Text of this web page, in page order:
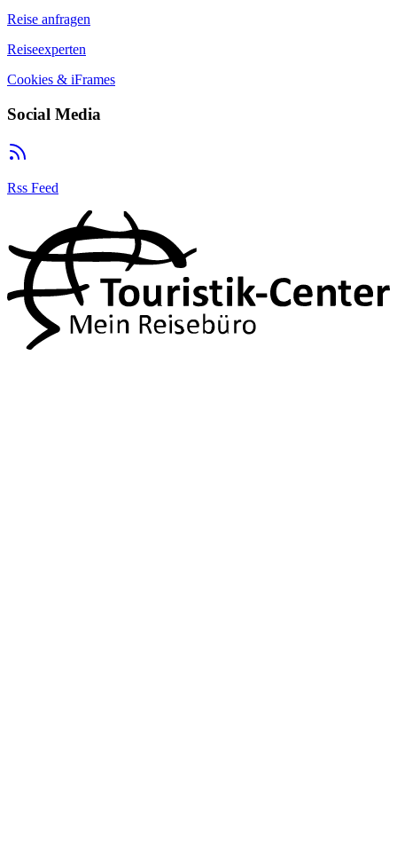
Reise anfragen
Reiseexperten
Cookies & iFrames
Social Media
Rss Feed